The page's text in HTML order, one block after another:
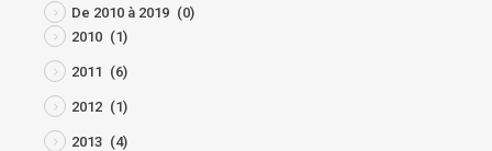
De 2010 à 2019 (0)
2010 (1)
2011 (6)
2012 (1)
2013 (4)